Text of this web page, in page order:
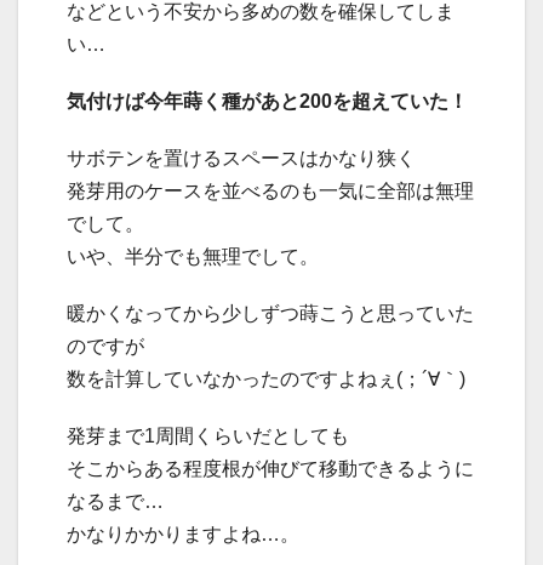
などという不安から多めの数を確保してしま
い…
気付けば今年蒔く種があと200を超えていた！
サボテンを置けるスペースはかなり狭く
発芽用のケースを並べるのも一気に全部は無理
でして。
いや、半分でも無理でして。
暖かくなってから少しずつ蒔こうと思っていた
のですが
数を計算していなかったのですよねぇ(；´∀｀)
発芽まで1周間くらいだとしても
そこからある程度根が伸びて移動できるように
なるまで…
かなりかかりますよね…。